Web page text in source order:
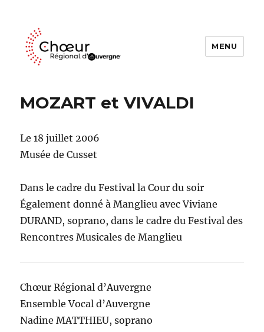
MENU
MOZART et VIVALDI
Le 18 juillet 2006
Musée de Cusset
Dans le cadre du Festival la Cour du soir
Également donné à Manglieu avec Viviane
DURAND, soprano, dans le cadre du Festival des
Rencontres Musicales de Manglieu
Chœur Régional d’Auvergne
Ensemble Vocal d’Auvergne
Nadine MATTHIEU, soprano